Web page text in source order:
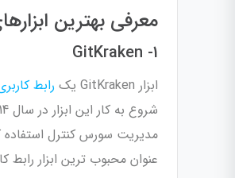
معرفی بهترین
1- GitKraken
ابزار GitKraken یک رابط
عنوان محبوب ترین ابزار